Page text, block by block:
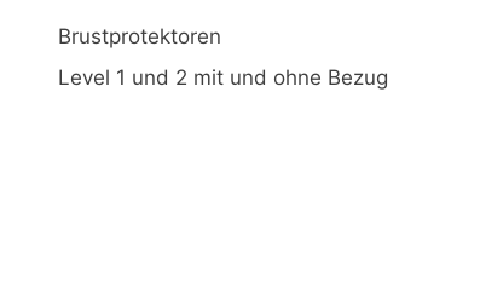
Brustprotektoren
Level 1 und 2 mit und ohne Bezug